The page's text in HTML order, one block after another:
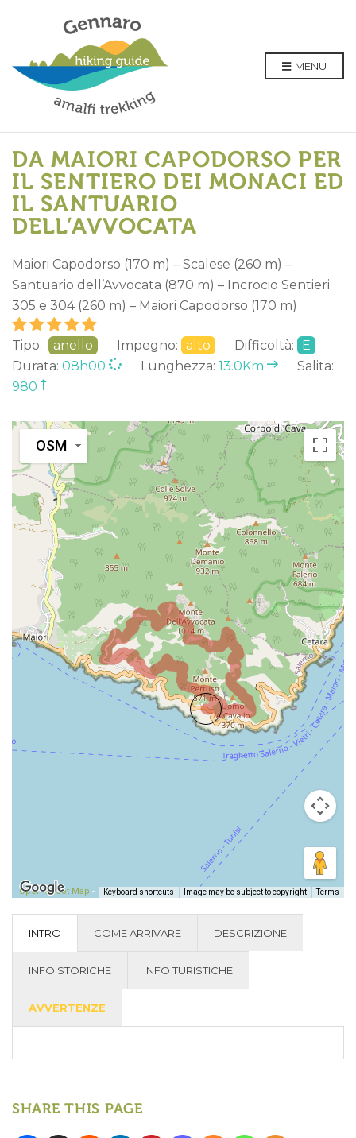
MENU
DA MAIORI CAPODORSO PER
IL SENTIERO DEI MONACI ED
IL SANTUARIO
DELL’AVVOCATA
Maiori Capodorso (170 m) – Scalese (260 m) –
Santuario dell’Avvocata (870 m) – Incrocio Sentieri
305 e 304 (260 m) – Maiori Capodorso (170 m)
Tipo: anello Impegno: alto Difficoltà:
E
Durata: 08h00 Lunghezza: 13.0Km
Salita:
980
OSM
Open Street Map - Keyboard shortcuts Image may be subject to copyright Terms
INTRO COME ARRIVARE DESCRIZIONE
INFO STORICHE INFO TURISTICHE
AVVERTENZE
SHARE THIS PAGE